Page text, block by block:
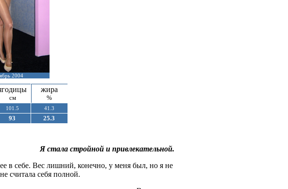
2004
см
жира
%
101.5
41.3
93 25.3
Я стала стройной и привлекательной.
в себе. Вес лишний, конечно, у меня был, но я не
считала себя полной.